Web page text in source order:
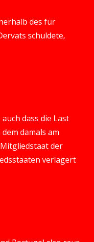
des für
schuldete,
dass die Last
damals am
der
verlagert